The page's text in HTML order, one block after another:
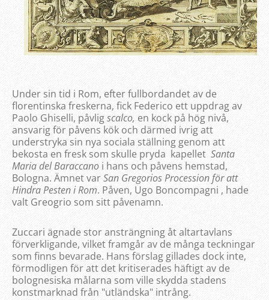
Under sin tid i Rom, efter fullbordandet av de
florentinska freskerna, fick Federico ett uppdrag av
Paolo Ghiselli, påvligscalco, en kock på hög nivå,
ansvarig för påvens kök och därmed ivrig att
understryka sin nya sociala ställning genom att
bekosta en fresk som skulle pryda kapellet Santa
Maria del Baraccano i hans och påvens hemstad,
Bologna. Ämnet varSan Gregorios Procession för att
Hindra Pesten i Rom. Påven, Ugo Boncompagni , hade
valt Greogrio som sitt påvenamn.
Zuccari ägnade stor ansträngning åt altartavlans
förverkligande, vilket framgår av de många teckningar
som finns bevarade. Hans förslag gillades dock inte,
förmodligen för att det kritiserades häftigt av de
bolognesiska målarna som ville skydda stadens
konstmarknad från "utländska" intrång.